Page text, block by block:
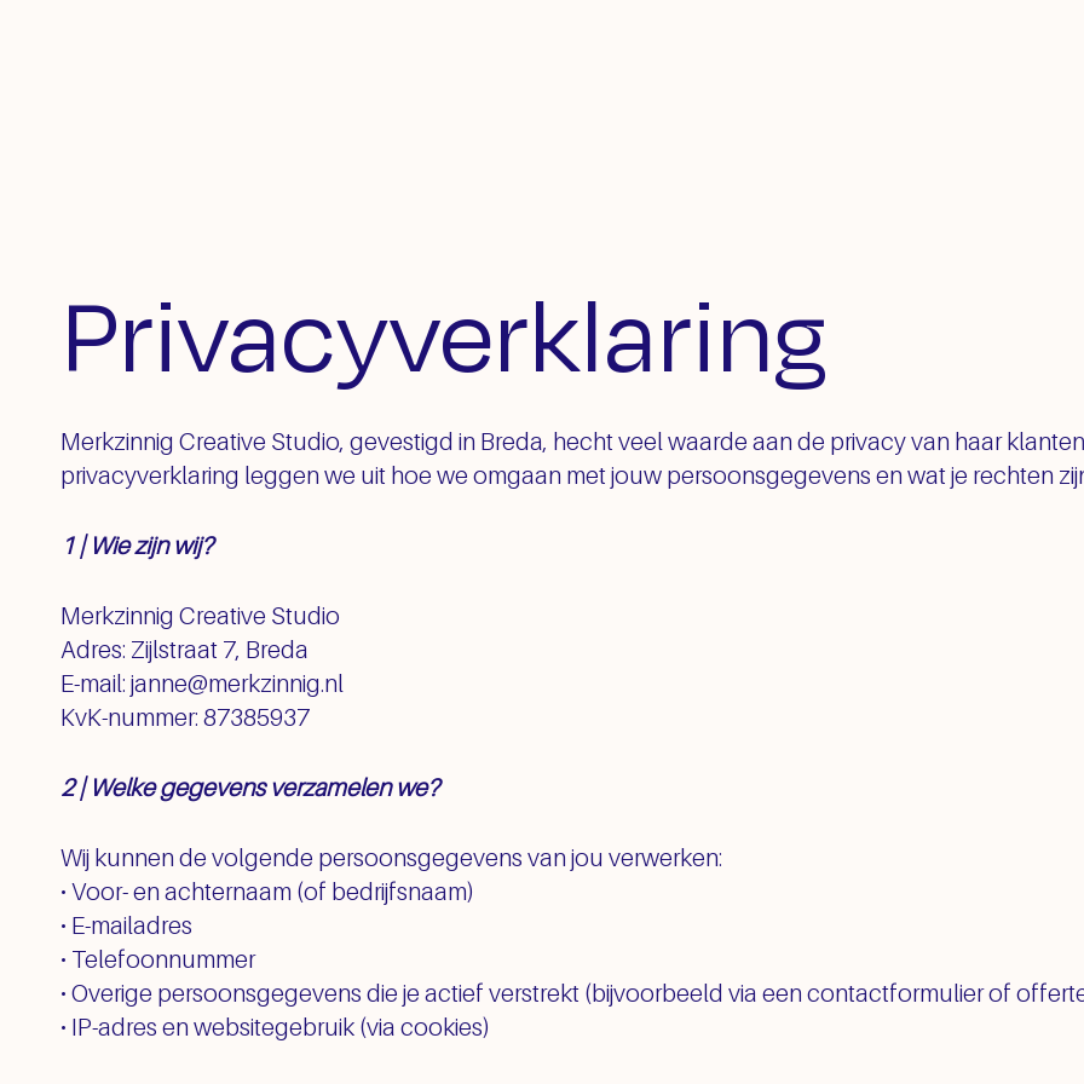
Privacyverklaring
Merkzinnig Creative Studio, gevestigd in Breda, hecht veel waarde aan de privacy van haar
privacyverklaring leggen we uit hoe we omgaan met jouw persoonsgegevens en wat je rechten
1 | Wie zijn wij?
Merkzinnig Creative Studio
Adres: Zijlstraat 7, Breda
E-mail: janne@merkzinnig.nl
KvK-nummer: 87385937
2 | Welke gegevens verzamelen we?
Wij kunnen de volgende persoonsgegevens van jou verwerken:
• Voor- en achternaam (of bedrijfsnaam)
• E-mailadres
• Telefoonnummer
• Overige persoonsgegevens die je actief verstrekt (bijvoorbeeld via een contactformulier of
• IP-adres en websitegebruik (via cookies)